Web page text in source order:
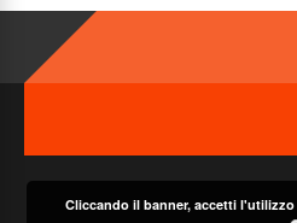
Cliccando il banner, accetti